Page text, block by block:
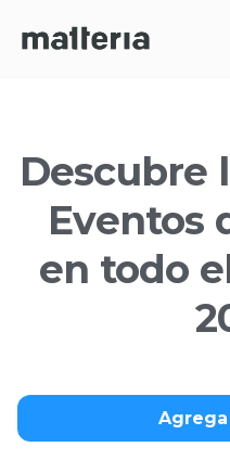
Descubre
Eventos
en todo